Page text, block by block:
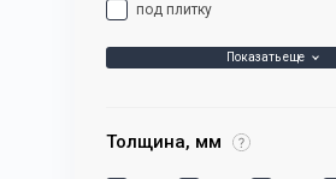
под плитку
Показать еще
Толщина, мм